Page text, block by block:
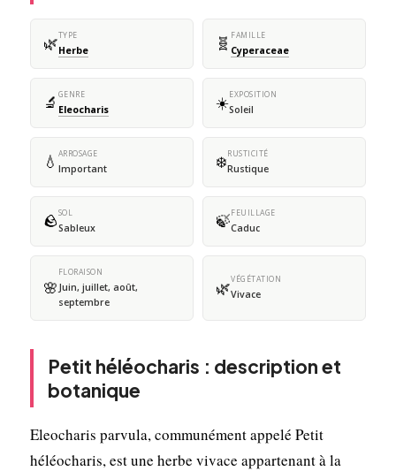
🌿TYPE
Herbe 🧬 FAMILLE
Cyperaceae
🔬 GENRE
Eleocharis ☀️EXPOSITION
Soleil
💧 ARROSAGE
Important ❄️RUSTICITÉ
Rustique
🪨SOL
Sableux 🍃FEUILLAGE
Caduc
🌸
FLORAISON
Juin, juillet, août,
septembre
🌿VÉGÉTATION
Vivace
Petit héléocharis : description et
botanique
Eleocharis parvula, communément appelé Petit
héléocharis, est une herbe vivace appartenant à la